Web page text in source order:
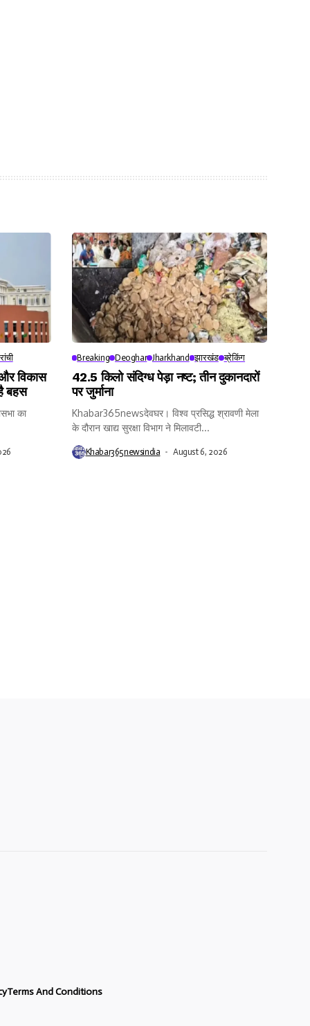
रांची
विकास
बहस
का
Breaking Deoghar Jharkhand झारखंड ब्रेकिंग
42.5 किलो संदिग्ध पेड़ा नष्ट; तीन दुकानदारों
पर जुर्माना
Khabar365newsदेवघर। विश्व प्रसिद्ध श्रावणी मेला
के दौरान खाद्य सुरक्षा विभाग ने मिलावटी...
Khabar365newsindia August 6, 2026
Terms And Conditions